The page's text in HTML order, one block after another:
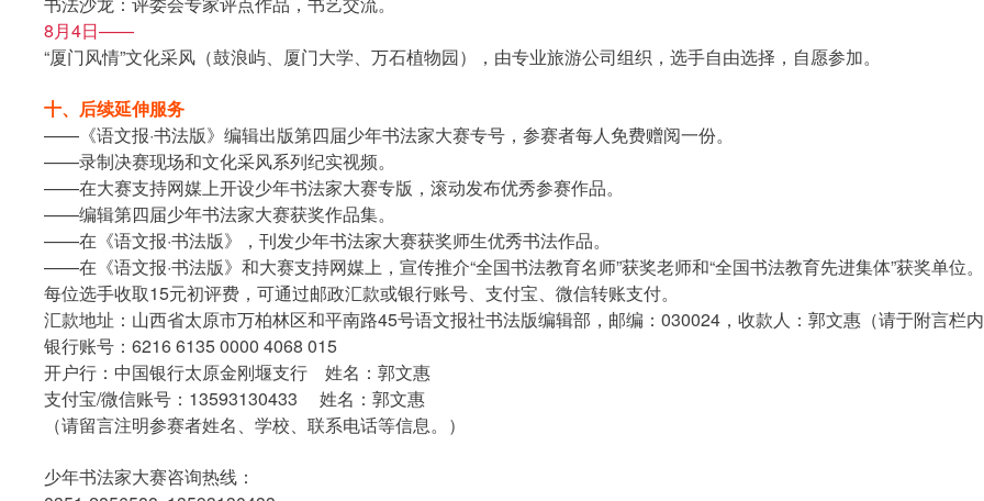
8月4日——
“厦门风情”文化采风（鼓浪屿、厦门大学、万石植物园），由专业旅游公司组织，选手自由选择，自愿参加。
十、后续延伸服务
——《语文报·书法版》编辑出版第四届少年书法家大赛专号，参赛者每人免费赠阅一份。
——录制决赛现场和文化采风系列纪实视频。
——在大赛支持网媒上开设少年书法家大赛专版，滚动发布优秀参赛作品。
——编辑第四届少年书法家大赛获奖作品集。
——在《语文报·书法版》，刊发少年书法家大赛获奖师生优秀书法作品。
——在《语文报·书法版》和大赛支持网媒上，宣传推介“全国书法教育名师”获奖老师和“全国书法教育先进集体”获奖单位。
每位选手收取15元初评费，可通过邮政汇款或银行账号、支付宝、微信转账支付。
汇款地址：山西省太原市万柏林区和平南路45号语文报社书法版编辑部，邮编：030024，收款人：郭文惠（请于附言栏
银行账号：6216 6135 0000 4068 015
开户行：中国银行太原金刚堰支行 姓名：郭文惠
支付宝/微信账号：13593130433 姓名：郭文惠
（请留言注明参赛者姓名、学校、联系电话等信息。）
少年书法家大赛咨询热线：